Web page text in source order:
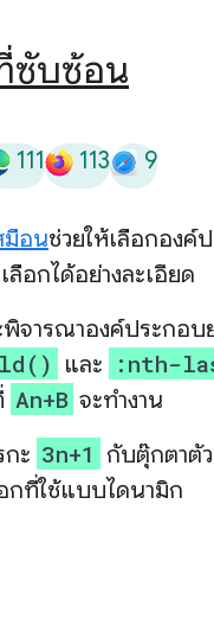
ซับซ้อน
111 113 9
มือนช่วยให้เลือกองค์
อกได้อย่างละเอียด
พิจารณาองค์ประกอบ
และ :nth-
An+B จะทำงาน
ะ 3n+1 กับตุ๊กตาตั
กที่ใช้แบบไดนามิก